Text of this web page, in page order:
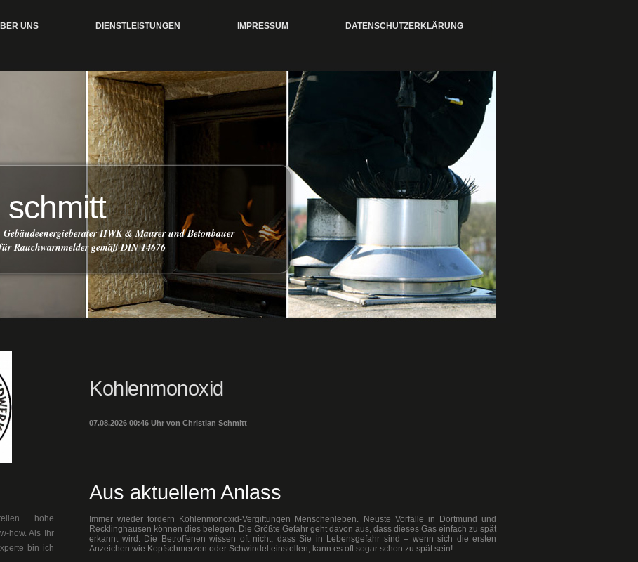
UNS DIENSTLEISTUNGEN IMPRESSUM DATENSCHUTZERKLÄRUNG
HWK & Maurer und Betonbauer
Rauchwarnmelder gemäß DIN 14676
Kohlenmonoxid
07.08.2026 00:46 Uhr von Christian Schmitt
Aus aktuellem Anlass
Immer wieder fordern Kohlenmonoxid-Vergiftungen Menschenleben. Neuste Vorfälle in Dortmund und
Recklinghausen können dies belegen. Die Größte Gefahr geht davon aus, dass dieses Gas einfach zu spät
erkannt wird. Die Betroffenen wissen oft nicht, dass Sie in Lebensgefahr sind – wenn sich die ersten
Anzeichen wie Kopfschmerzen oder Schwindel einstellen, kann es oft sogar schon zu spät sein!
hohe
how. Als Ihr
bin ich